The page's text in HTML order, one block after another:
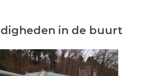
in de buurt